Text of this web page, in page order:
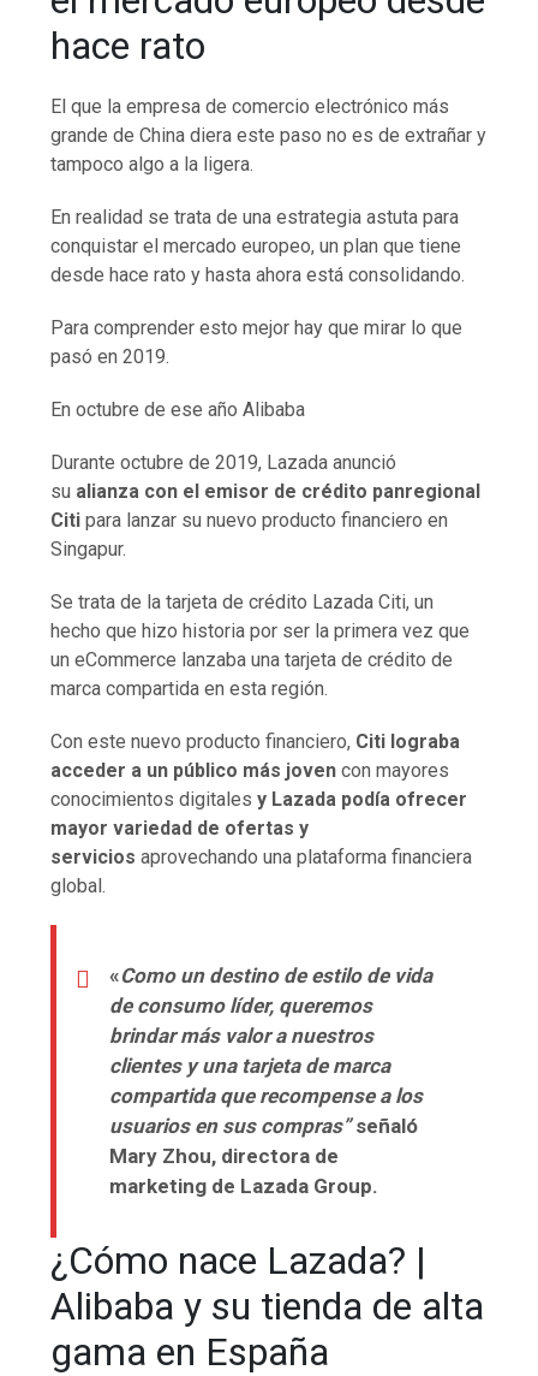
hace rato
El que la empresa de comercio electrónico más
grande de China diera este paso no es de extrañar y
tampoco algo a la ligera.
En realidad se trata de una estrategia astuta para
conquistar el mercado europeo, un plan que tiene
desde hace rato y hasta ahora está consolidando.
Para comprender esto mejor hay que mirar lo que
pasó en 2019.
En octubre de ese año Alibaba
Durante octubre de 2019, Lazada anunció
su alianza con el emisor de crédito panregional
Citi para lanzar su nuevo producto financiero en
Singapur.
Se trata de la tarjeta de crédito Lazada Citi, un
hecho que hizo historia por ser la primera vez que
un eCommerce lanzaba una tarjeta de crédito de
marca compartida en esta región.
Con este nuevo producto financiero, Citi lograba
acceder a un público más jovencon mayores
conocimientos digitales y Lazada podía ofrecer
mayor variedad de ofertas y
servicios aprovechando una plataforma financiera
global.
«Como un destino de estilo de vida
de consumo líder, queremos
brindar más valor a nuestros
clientes y una tarjeta de marca
compartida que recompense a los
usuarios en sus compras”señaló
Mary Zhou, directora de
marketing de Lazada Group.
¿Cómo nace Lazada? |
Alibaba y su tienda de alta
gama en España